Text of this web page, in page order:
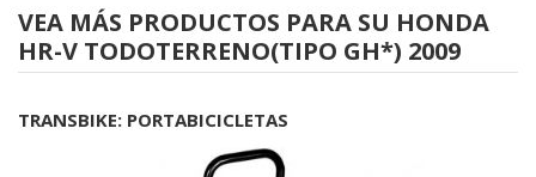
VEA MÁS PRODUCTOS PARA SU HONDA
HR-V TODOTERRENO(TIPO GH*) 2009
TRANSBIKE: PORTABICICLETAS